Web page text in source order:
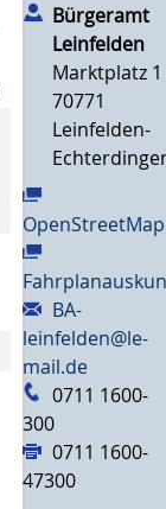
Bürgeramt
Leinfelden
Marktplatz 1
70771
Leinfelden-
OpenStreetMap
BA-
leinfelden@le-
mail.de
0711 1600-
300
0711 1600-
47300